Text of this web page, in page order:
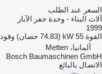
السعر عند الطلب
آلات البناء - وحدة حفر الآبار
1999
القوة 55 kW (74.83 حصان) وقود
ألمانيا، Metten
Bosch Baumaschinen GmbH
الاتصال بالبائع